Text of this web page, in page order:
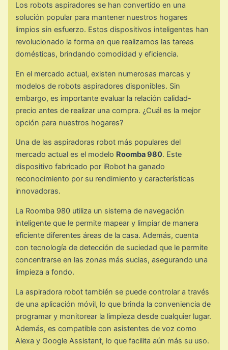
Los robots aspiradores se han convertido en una
solución popular para mantener nuestros hogares
limpios sin esfuerzo. Estos dispositivos inteligentes han
revolucionado la forma en que realizamos las tareas
domésticas, brindando comodidad y eficiencia.
En el mercado actual, existen numerosas marcas y
modelos de robots aspiradores disponibles. Sin
embargo, es importante evaluar la relación calidad-
precio antes de realizar una compra. ¿Cuál es la mejor
opción para nuestros hogares?
Una de las aspiradoras robot más populares del
mercado actual es el modelo Roomba 980. Este
dispositivo fabricado por iRobot ha ganado
reconocimiento por su rendimiento y características
innovadoras.
La Roomba 980 utiliza un sistema de navegación
inteligente que le permite mapear y limpiar de manera
eficiente diferentes áreas de la casa. Además, cuenta
con tecnología de detección de suciedad que le permite
concentrarse en las zonas más sucias, asegurando una
limpieza a fondo.
La aspiradora robot también se puede controlar a través
de una aplicación móvil, lo que brinda la conveniencia de
programar y monitorear la limpieza desde cualquier lugar.
Además, es compatible con asistentes de voz como
Alexa y Google Assistant, lo que facilita aún más su uso.